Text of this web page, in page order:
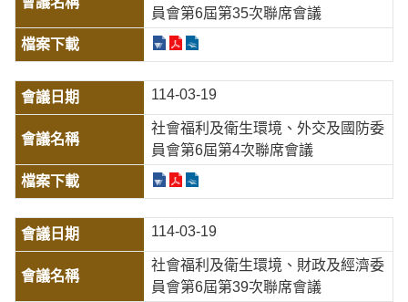
員會第6屆第35次聯席會議
114-03-19
社會福利及衛生環境、外交及國防委
員會第6屆第4次聯席會議
114-03-19
社會福利及衛生環境、財政及經濟委
員會第6屆第39次聯席會議